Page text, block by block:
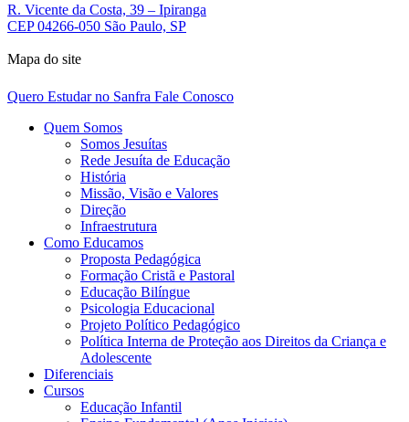
R. Vicente da Costa, 39 – Ipiranga
CEP 04266-050 São Paulo, SP
Mapa do site
Quero Estudar no Sanfra Fale Conosco
Quem Somos
Somos Jesuítas
Rede Jesuíta de Educação
História
Missão, Visão e Valores
Direção
Infraestrutura
Como Educamos
Proposta Pedagógica
Formação Cristã e Pastoral
Educação Bilíngue
Psicologia Educacional
Projeto Político Pedagógico
Política Interna de Proteção aos Direitos da Criança e
Adolescente
Diferenciais
Cursos
Educação Infantil